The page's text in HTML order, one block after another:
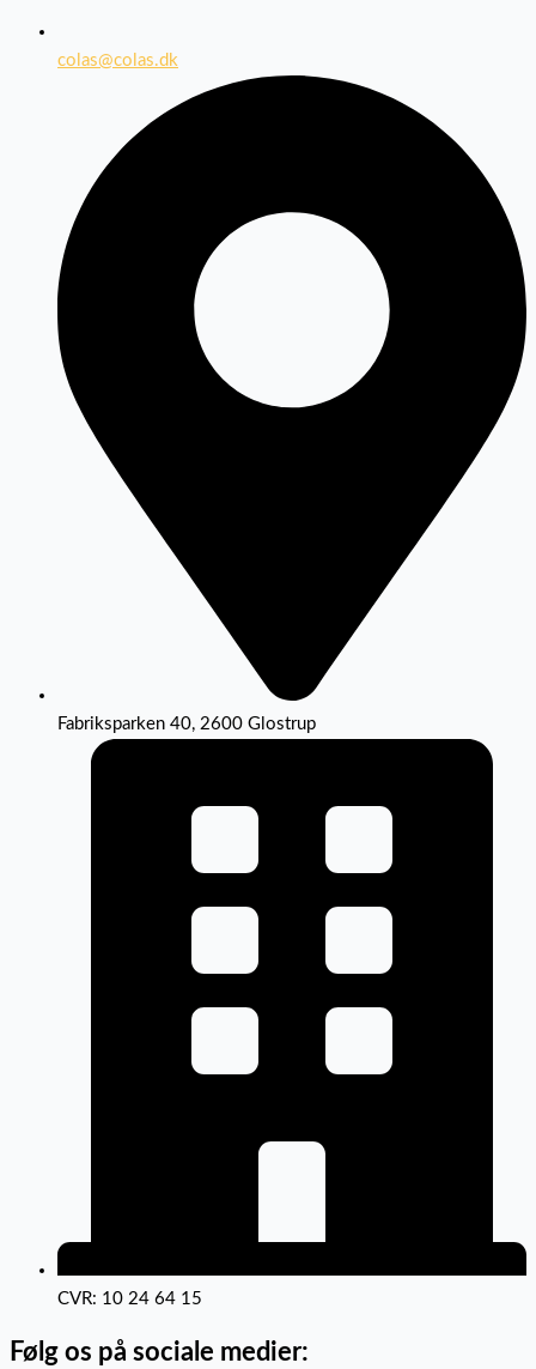
colas@colas.dk
Fabriksparken 40, 2600 Glostrup
CVR: 10 24 64 15
Følg os på sociale medier: